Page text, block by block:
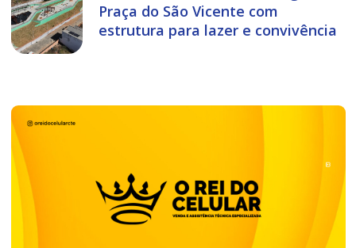
Praça do São Vicente com
estrutura para lazer e convivência